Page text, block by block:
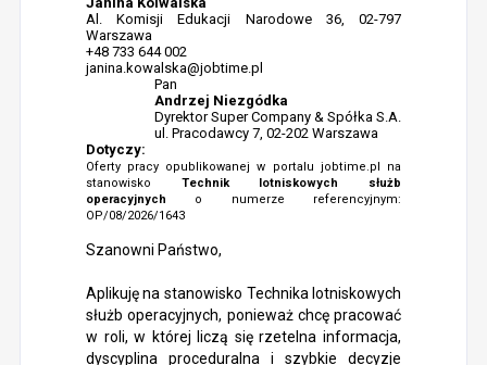
Al. Komisji Edukacji Narodowe 36, 02-797
Warszawa
+48 733 644 002
janina.kowalska@jobtime.pl
Pan
Andrzej Niezgódka
Dyrektor Super Company & Spółka S.A.
ul. Pracodawcy 7, 02-202 Warszawa
Dotyczy:
Oferty pracy opublikowanej w portalu jobtime.pl na
stanowisko Technik lotniskowych służb
operacyjnych o numerze referencyjnym:
OP/08/2026/1643
Szanowni Państwo,
Aplikuję na stanowisko Technika lotniskowych
służb operacyjnych, ponieważ chcę pracować
w roli, w której liczą się rzetelna informacja,
dyscyplina proceduralna i szybkie decyzje